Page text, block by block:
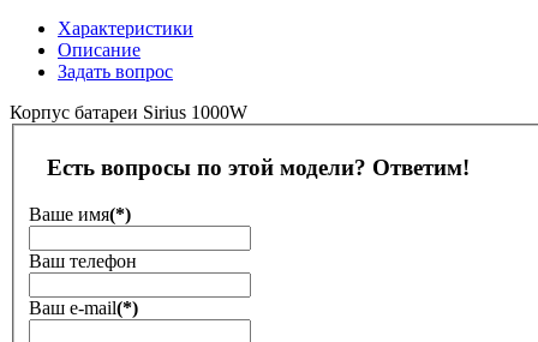
Характеристики
Описание
Задать вопрос
Корпус батареи Sirius 1000W
Есть вопросы по этой модели? Ответим!
Ваше имя(*)
Ваш телефон
Ваш е-mail(*)